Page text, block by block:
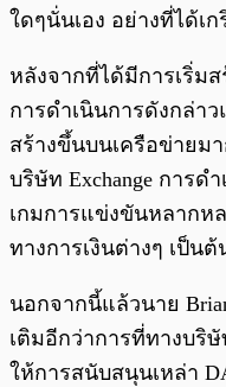
ใดๆนั่นเอง อย่างที่ได้เ
หลังจากที่ได้มีการเริ่ม
การดำเนินการดังกล่า
สร้างขึ้นบนเครือข่ายม
บริษัท Exchange การ
เกมการแข่งขันหลากห
ทางการเงินต่างๆ เป็นต้
นอกจากนี้แล้วนาย
เติมอีกว่าการที่ทางบริ
ให้การสนับสนุนเหล่า